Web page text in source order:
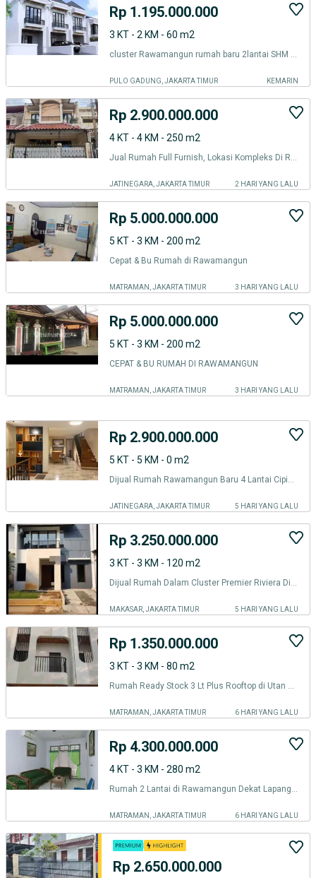
Rp 1.195.000.000
3 KT - 2 KM - 60 m2
cluster Rawamangun rumah baru 2lantai SHM akses mobil jakarta timur
PULO GADUNG, JAKARTA TIMUR KEMARIN
Rp 2.900.000.000
4 KT - 4 KM - 250 m2
Jual Rumah Full Furnish, Lokasi Kompleks Di Rawamangun, Jakarta Timur
JATINEGARA, JAKARTA TIMUR 2 HARI YANG LALU
Rp 5.000.000.000
5 KT - 3 KM - 200 m2
Cepat & Bu Rumah di Rawamangun
MATRAMAN, JAKARTA TIMUR 3 HARI YANG LALU
Rp 5.000.000.000
5 KT - 3 KM - 200 m2
CEPAT & BU RUMAH DI RAWAMANGUN
MATRAMAN, JAKARTA TIMUR 3 HARI YANG LALU
Rp 2.900.000.000
5 KT - 5 KM - 0 m2
Dijual Rumah Rawamangun Baru 4 Lantai Cipinang Jakarta Timur
JATINEGARA, JAKARTA TIMUR 5 HARI YANG LALU
Rp 3.250.000.000
3 KT - 3 KM - 120 m2
Dijual Rumah Dalam Cluster Premier Riviera Di Rawamangun
MAKASAR, JAKARTA TIMUR 5 HARI YANG LALU
Rp 1.350.000.000
3 KT - 3 KM - 80 m2
Rumah Ready Stock 3 Lt Plus Rooftop di Utan Kayu Utara Dekat Stasiun Manggarai, Toll Rawamangun, UNJ, BPKP, Cempaka Putih, RS. Persahabatan,
MATRAMAN, JAKARTA TIMUR 6 HARI YANG LALU
Rp 4.300.000.000
4 KT - 3 KM - 280 m2
Rumah 2 Lantai di Rawamangun Dekat Lapangan Golf Jakarta Timur
MATRAMAN, JAKARTA TIMUR 6 HARI YANG LALU
Rp 2.650.000.000